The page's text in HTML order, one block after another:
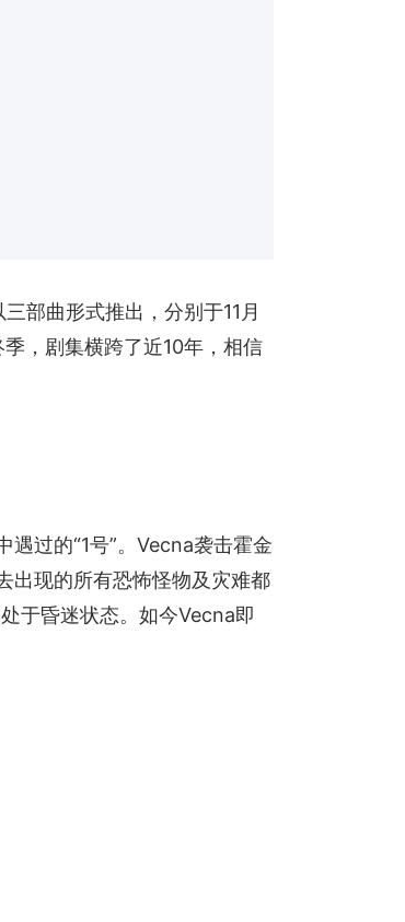
部曲形式推出，分别于11月
，剧集横跨了近10年，相信
过的“1号”。Vecna袭击霍金
出现的所有恐怖怪物及灾难都
于昏迷状态。如今Vecna即